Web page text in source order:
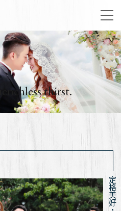
thirst.